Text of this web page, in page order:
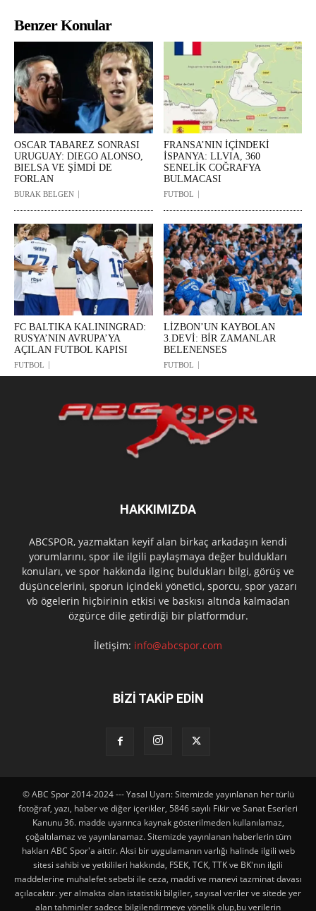
Benzer Konular
OSCAR TABAREZ SONRASI
URUGUAY: DIEGO ALONSO,
BIELSA VE ŞİMDİ DE
FORLAN
BURAK BELGEN
FRANSA’NIN İÇİNDEKİ
İSPANYA: LLVIA, 360
SENELİK COĞRAFYA
BULMACASI
FUTBOL
FC BALTIKA KALININGRAD:
RUSYA’NIN AVRUPA’YA
AÇILAN FUTBOL KAPISI
FUTBOL
LİZBON’UN KAYBOLAN
3.DEVİ: BİR ZAMANLAR
BELENENSES
FUTBOL
HAKKIMIZDA
ABCSPOR, yazmaktan keyif alan birkaç arkadaşın kendi
yorumlarını, spor ile ilgili paylaşmaya değer buldukları
konuları, ve spor hakkında ilginç buldukları bilgi, görüş ve
düşüncelerini, sporun içindeki yönetici, sporcu, spor yazarı
vb ögelerin hiçbirinin etkisi ve baskısı altında kalmadan
özgürce dile getirdiği bir platformdur.
İletişim: info@abcspor.com
BİZİ TAKİP EDİN
© ABC Spor 2014-2024 --- Yasal Uyarı: Sitemizde yayınlanan her türlü
fotoğraf, yazı, haber ve diğer içerikler, 5846 sayılı Fikir ve Sanat Eserleri
Kanunu 36. madde uyarınca kaynak gösterilmeden kullanılamaz,
çoğaltılamaz ve yayınlanamaz. Sitemizde yayınlanan haberlerin tüm
hakları ABC Spor'a aittir. Aksi bir uygulamanın varlığı halinde ilgili web
sitesi sahibi ve yetkilileri hakkında, FSEK, TCK, TTK ve BK'nın ilgili
maddelerine muhalefet sebebi ile ceza, maddi ve manevi tazminat davası
açılacaktır. yer almakta olan istatistiki bilgiler, sayısal veriler ve sitede yer
alan tahminler sadece bilgilendirmeye yönelik olup,bu verilerin